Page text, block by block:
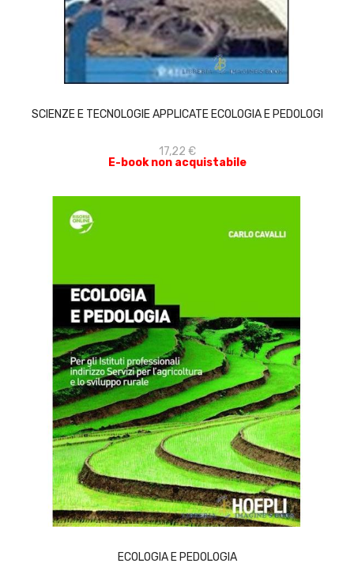
SCIENZE E TECNOLOGIE APPLICATE ECOLOGIA E PEDOLOGI
17,22 €
E-book non acquistabile
ACQUISTA
ECOLOGIA E PEDOLOGIA
ACQUISTA